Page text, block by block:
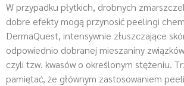
W przypadku płytkich, drobnych
dobre efekty mogą przynosić peelingi
DermaQuest, intensywnie złuszczające
odpowiednio dobranej mieszaniny
czyli tzw. kwasów o określonym stężeniu.
pamiętać, że głównym zastosowaniem